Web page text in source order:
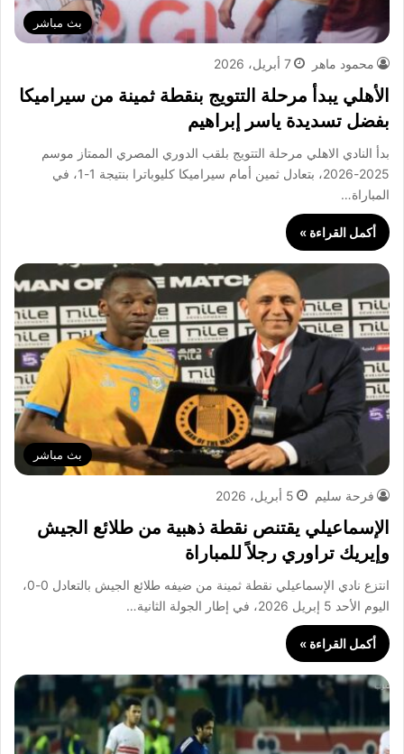
بث مباشر
محمود ماهر 7 أبريل، 2026
الأهلي يبدأ مرحلة التتويج بنقطة ثمينة من سيراميكا
بفضل تسديدة ياسر إبراهيم
بدأ النادي الاهلي مرحلة التتويج بلقب الدوري المصري الممتاز موسم
2025-2026، بتعادل ثمين أمام سيراميكا كليوباترا بنتيجة 1-1، في
المباراة…
أكمل القراءة »
بث مباشر
فرحة سليم 5 أبريل، 2026
الإسماعيلي يقتنص نقطة ذهبية من طلائع الجيش
وإيريك تراوري رجلاً للمباراة
انتزع نادي الإسماعيلي نقطة ثمينة من ضيفه طلائع الجيش بالتعادل 0-0،
اليوم الأحد 5 إبريل 2026، في إطار الجولة الثانية…
أكمل القراءة »